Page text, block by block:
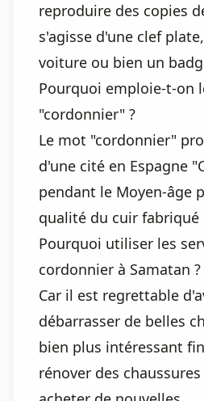
reproduire des copies
s'agisse d'une clef
voiture ou bien un
Pourquoi emploie-t-on
"cordonnier" ?
Le mot "cordonnier"
d'une cité en Espagne
pendant le Moyen-âge
qualité du cuir fabriqué
Pourquoi utiliser les
cordonnier à Samatan ?
Car il est regrettable
débarrasser de belles
bien plus intéressant
rénover des